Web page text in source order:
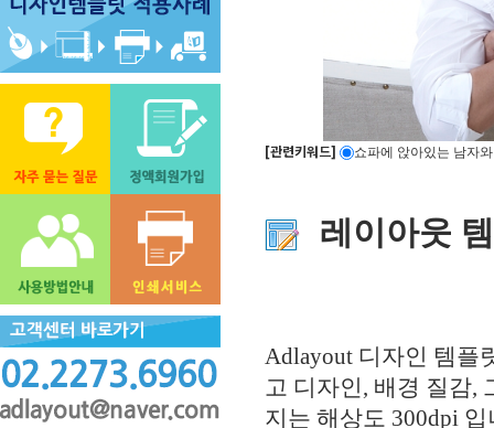
[관련키워드] 쇼파에 앉아있는 남자
레이아웃
.....
Adlayout 디자인 템플
고 디자인, 배경 질감,
지는 해상도 300dpi